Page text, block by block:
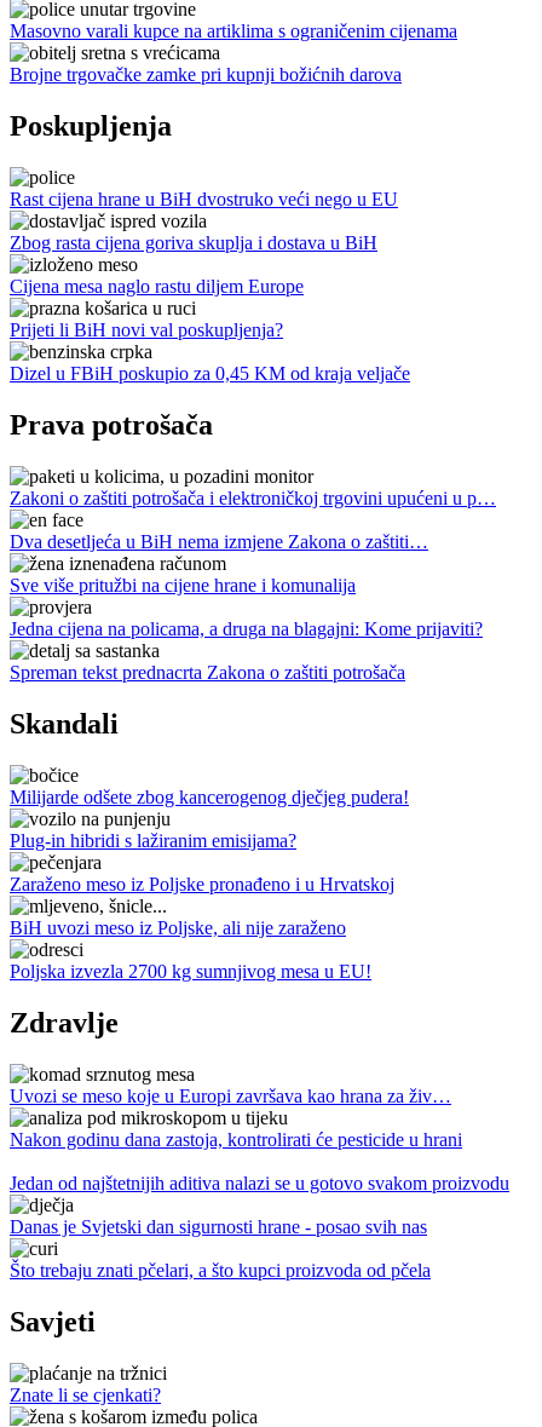
Masovno varali kupce na artiklima s ograničenim cijenama
Brojne trgovačke zamke pri kupnji božićnih darova
Poskupljenja
Rast cijena hrane u BiH dvostruko veći nego u EU
Zbog rasta cijena goriva skuplja i dostava u BiH
Cijena mesa naglo rastu diljem Europe
Prijeti li BiH novi val poskupljenja?
Dizel u FBiH poskupio za 0,45 KM od kraja veljače
Prava potrošača
Zakoni o zaštiti potrošača i elektroničkoj trgovini upućeni u p…
Dva desetljeća u BiH nema izmjene Zakona o zaštiti…
Sve više pritužbi na cijene hrane i komunalija
Jedna cijena na policama, a druga na blagajni: Kome prijaviti?
Spreman tekst prednacrta Zakona o zaštiti potrošača
Skandali
Milijarde odšete zbog kancerogenog dječjeg pudera!
Plug-in hibridi s lažiranim emisijama?
Zaraženo meso iz Poljske pronađeno i u Hrvatskoj
BiH uvozi meso iz Poljske, ali nije zaraženo
Poljska izvezla 2700 kg sumnjivog mesa u EU!
Zdravlje
Uvozi se meso koje u Europi završava kao hrana za živ…
Nakon godinu dana zastoja, kontrolirati će pesticide u hrani
Jedan od najštetnijih aditiva nalazi se u gotovo svakom proizvodu
Danas je Svjetski dan sigurnosti hrane - posao svih nas
Što trebaju znati pčelari, a što kupci proizvoda od pčela
Savjeti
Znate li se cjenkati?